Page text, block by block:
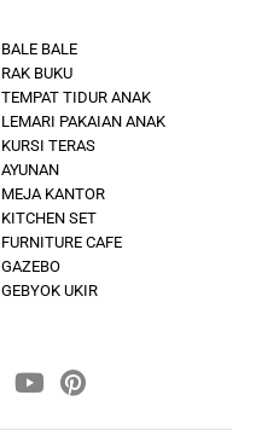
BALE BALE
RAK BUKU
TEMPAT TIDUR ANAK
LEMARI PAKAIAN ANAK
KURSI TERAS
AYUNAN
MEJA KANTOR
KITCHEN SET
FURNITURE CAFE
GAZEBO
GEBYOK UKIR